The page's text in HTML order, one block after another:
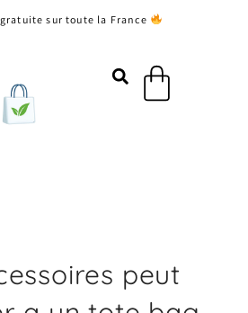
sur toute la France
Panier
peut